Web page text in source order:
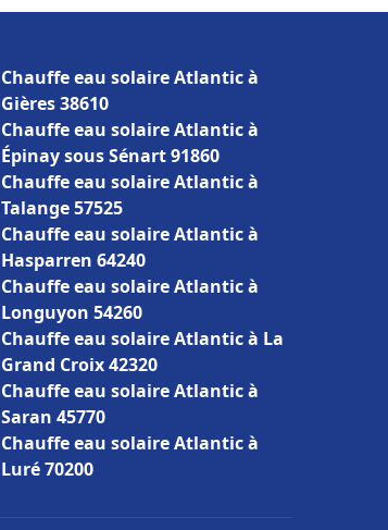
Chauffe eau solaire Atlantic à
Gières 38610
Chauffe eau solaire Atlantic à
Épinay sous Sénart 91860
Chauffe eau solaire Atlantic à
Talange 57525
Chauffe eau solaire Atlantic à
Hasparren 64240
Chauffe eau solaire Atlantic à
Longuyon 54260
Chauffe eau solaire Atlantic à La
Grand Croix 42320
Chauffe eau solaire Atlantic à
Saran 45770
Chauffe eau solaire Atlantic à
Luré 70200